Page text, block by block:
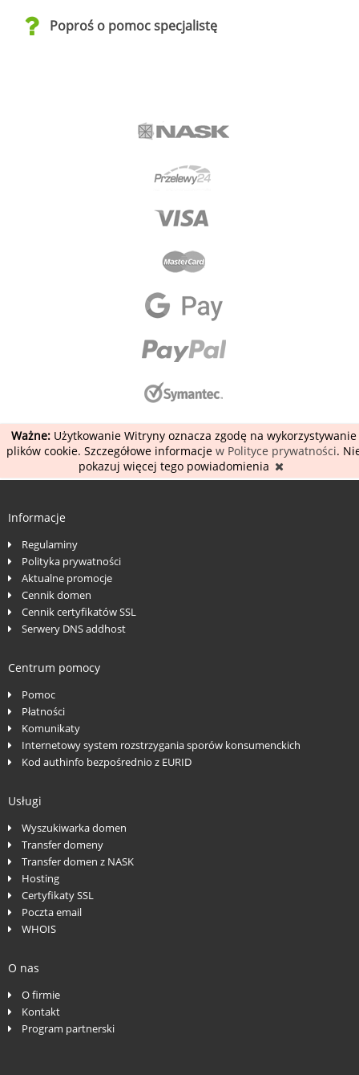
Poproś o pomoc specjalistę
Ważne:Użytkowanie Witryny oznacza zgodę na wykorzystywanie
plików cookie. Szczegółowe informacje w Polityce prywatności.
pokazuj więcej tego powiadomienia
Informacje
Regulaminy
Polityka prywatności
Aktualne promocje
Cennik domen
Cennik certyfikatów SSL
Serwery DNS addhost
Centrum pomocy
Pomoc
Płatności
Komunikaty
Internetowy system rozstrzygania sporów konsumenckich
Kod authinfo bezpośrednio z EURID
Usługi
Wyszukiwarka domen
Transfer domeny
Transfer domen z NASK
Hosting
Certyfikaty SSL
Poczta email
WHOIS
O nas
O firmie
Kontakt
Program partnerski